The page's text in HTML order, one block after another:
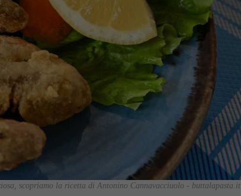
scopriamo la ricetta di Antonino Cannavacciuolo - buttalapasta.it